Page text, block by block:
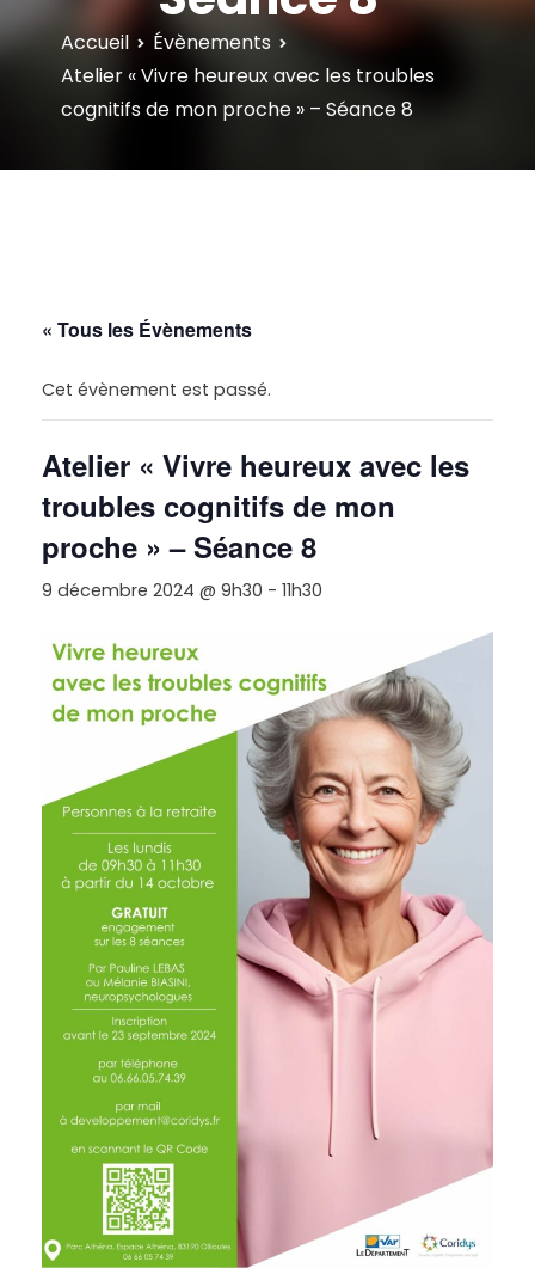
Accueil
Évènements
Atelier « Vivre heureux avec les troubles
cognitifs de mon proche » – Séance 8
« Tous les Évènements
Cet évènement est passé.
Atelier « Vivre heureux avec les
troubles cognitifs de mon
proche » – Séance 8
9 décembre 2024 @ 9h30 - 11h30